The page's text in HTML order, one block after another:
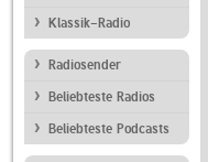
Klassik-Radio
Radiosender
Beliebteste Radios
Beliebteste Podcasts